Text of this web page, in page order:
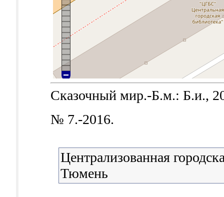
Сказочный мир.-Б.м.: Б.и.,
№ 7.-2016.
Централизованная
Тюмень